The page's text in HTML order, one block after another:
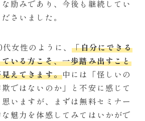
励みであり、今後も継続してい
さいました。
女性のように、「自分にできる
いる方こそ、一歩踏み出すこと
えてきます。中には「怪しいの
ではないのか」と不安に感じて
いますが、まずは無料セミナー
魅力を体感してみてはいかがで